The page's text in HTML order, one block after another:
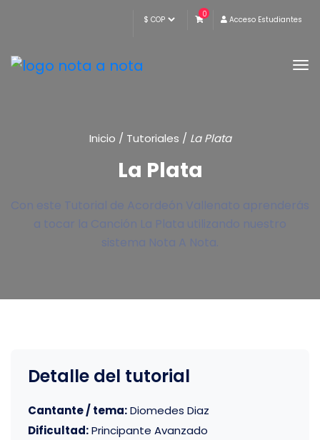
0
Acceso Estudiantes
Inicio / Tutoriales / La Plata
La Plata
Con este Tutorial de Acordeón Vallenato aprenderás
a tocar la Canción La Plata utilizando nuestro
sistema Nota A Nota.
Detalle del tutorial
Cantante / tema:Diomedes Diaz
Dificultad:Principante Avanzado